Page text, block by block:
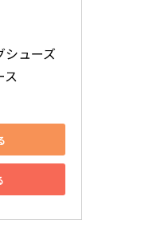
シューズ
ス